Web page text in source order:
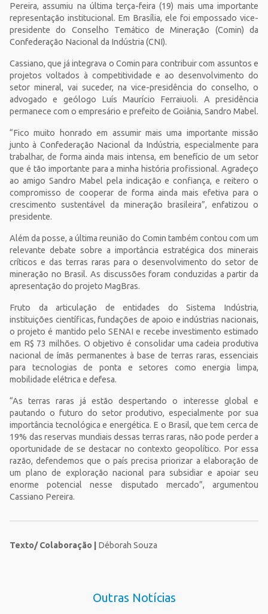
Pereira, assumiu na última terça-feira (19) mais uma importante
representação institucional. Em Brasília, ele foi empossado vice-
presidente do Conselho Temático de Mineração (Comin) da
Confederação Nacional da Indústria (CNI).
Cassiano, que já integrava o Comin para contribuir com assuntos e
projetos voltados à competitividade e ao desenvolvimento do
setor mineral, vai suceder, na vice-presidência do conselho, o
advogado e geólogo Luís Maurício Ferraiuoli. A presidência
permanece com o empresário e prefeito de Goiânia, Sandro Mabel.
“Fico muito honrado em assumir mais uma importante missão
junto à Confederação Nacional da Indústria, especialmente para
trabalhar, de forma ainda mais intensa, em benefício de um setor
que é tão importante para a minha história profissional. Agradeço
ao amigo Sandro Mabel pela indicação e confiança, e reitero o
compromisso de cooperar de forma ainda mais efetiva para o
crescimento sustentável da mineração brasileira”, enfatizou o
presidente.
Além da posse, a última reunião do Comin também contou com um
relevante debate sobre a importância estratégica dos minerais
críticos e das terras raras para o desenvolvimento do setor de
mineração no Brasil. As discussões foram conduzidas a partir da
apresentação do projeto MagBras.
Fruto da articulação de entidades do Sistema Indústria,
instituições científicas, fundações de apoio e indústrias nacionais,
o projeto é mantido pelo SENAI e recebe investimento estimado
em R$ 73 milhões. O objetivo é consolidar uma cadeia produtiva
nacional de ímãs permanentes à base de terras raras, essenciais
para tecnologias de ponta e setores como energia limpa,
mobilidade elétrica e defesa.
“As terras raras já estão despertando o interesse global e
pautando o futuro do setor produtivo, especialmente por sua
importância tecnológica e energética. E o Brasil, que tem cerca de
19% das reservas mundiais dessas terras raras, não pode perder a
oportunidade de se destacar no contexto geopolítico. Por essa
razão, defendemos que o país precisa priorizar a elaboração de
um plano de exploração nacional para subsidiar e apoiar seu
enorme potencial nesse disputado mercado”, argumentou
Cassiano Pereira.
Texto/ Colaboração | Déborah Souza
Outras Notícias